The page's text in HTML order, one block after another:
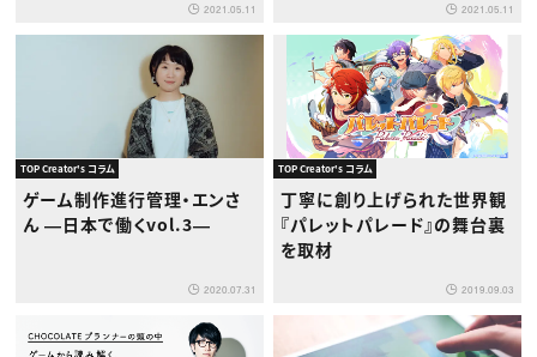
2021.05.11 2021.05.11
TOP Creator's コラム
ゲーム制作進行管理・エンさ
ん ―日本で働くvol.3―
2020.07.31
TOP Creator's コラム
丁寧に創り上げられた世界観
『パレットパレード』の舞台裏
を取材
2019.09.03